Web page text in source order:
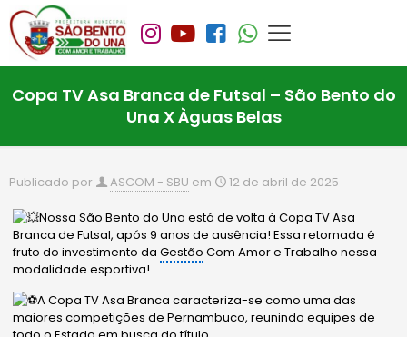
Copa TV Asa Branca de Futsal – São Bento do
Una X Àguas Belas
Publicado por ASCOM - SBU em 12 de abril de 2025
Nossa São Bento do Una está de volta à Copa TV Asa
Branca de Futsal, após 9 anos de ausência! Essa retomada é
fruto do investimento daGestão Com Amor e Trabalho nessa
modalidade esportiva!
A Copa TV Asa Branca caracteriza-se como uma das
maiores competições de Pernambuco, reunindo equipes de